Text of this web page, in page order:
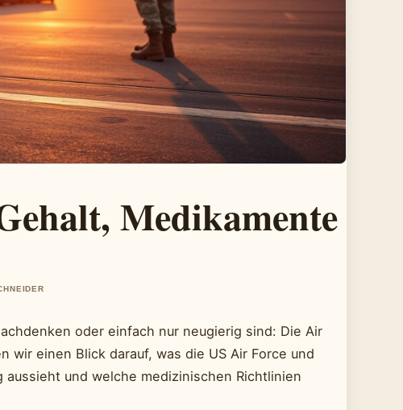
Medikamente
oder einfach nur neugierig sind: Die Air
wir einen Blick darauf, was die US Air Force und
und welche medizinischen Richtlinien